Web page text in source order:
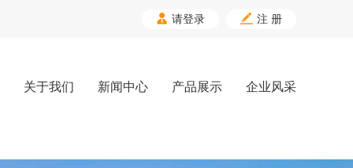
 请登录  注 册
关于我们 新闻中心 产品展示 企业风采